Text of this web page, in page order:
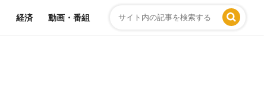
経済 動画・番組